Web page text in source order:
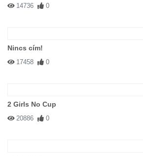
14736 0
Nincs cím!
17458 0
2 Girls No Cup
20886 0